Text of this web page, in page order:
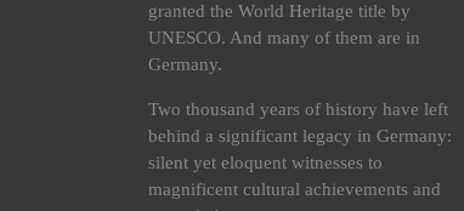
granted the World Heritage title by
UNESCO. And many of them are in
Germany.
Two thousand years of history have left
behind a significant legacy in Germany:
silent yet eloquent witnesses to
magnificent cultural achievements and